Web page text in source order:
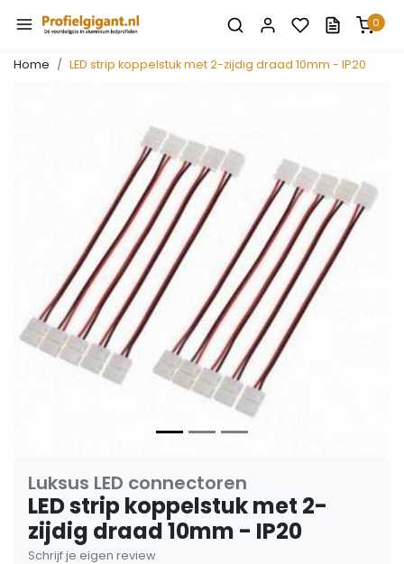
0
Home LED strip koppelstuk met 2-zijdig draad 10mm - IP20
Vorige
Luksus LED connectoren
LED strip koppelstuk met 2-
zijdig draad 10mm - IP20
Schrijf je eigen review